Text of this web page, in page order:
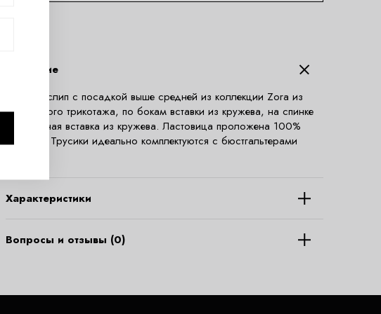
Описание
Трусики слип с посадкой выше средней из коллекции Zora из
эластичного трикотажа, по бокам вставки из кружева, на спинке
V-образная вставка из кружева. Ластовица проложена 100%
хлопком. Трусики идеально комплектуются с бюстгальтерами
Характеристики
Вопросы и отзывы (0)